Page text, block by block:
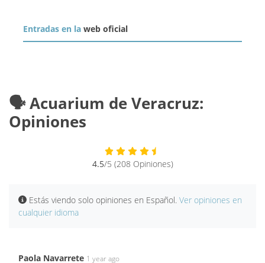
Entradas en la web oficial
🗣️ Acuarium de Veracruz:
Opiniones
4.5/5 (208 Opiniones)
Estás viendo solo opiniones en Español. Ver opiniones en
cualquier idioma
Paola Navarrete 1 year ago